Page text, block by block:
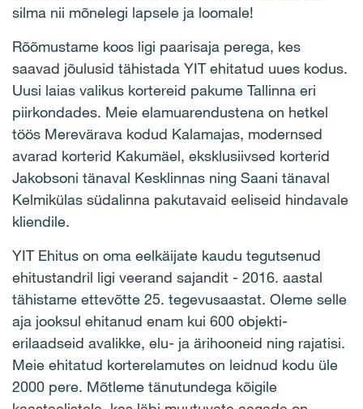
silma nii mõnelegi lapsele ja loomale!
Rõõmustame koos ligi paarisaja perega, kes
saavad jõulusid tähistada YIT ehitatud uues kodus.
Uusi laias valikus kortereid pakume Tallinna eri
piirkondades. Meie elamuarendustena on hetkel
töös Merevärava kodud Kalamajas, modernsed
avarad korterid Kakumäel, eksklusiivsed korterid
Jakobsoni tänaval Kesklinnas ning Saani tänaval
Kelmikülas südalinna pakutavaid eeliseid hindavale
kliendile.
YIT Ehitus on oma eelkäijate kaudu tegutsenud
ehitustandril ligi veerand sajandit - 2016. aastal
tähistame ettevõtte 25. tegevusaastat. Oleme selle
aja jooksul ehitanud enam kui 600 objekti-
erilaadseid avalikke, elu- ja ärihooneid ning rajatisi.
Meie ehitatud korterelamutes on leidnud kodu üle
2000 pere. Mõtleme tänutundega kõigile